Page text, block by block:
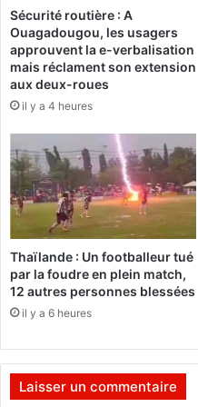
c
l
e
s
E
t
l
o
n
s
c
’
s
n
h
i
n
i
s
t
è
r
e
d
e
l
d
u
i
n
Sécurité routière : A
Ouagadougou, les usagers
approuvent la e-verbalisation
mais réclament son extension
aux deux-roues
il y a 4 heures
Thaïlande : Un footballeur tué
par la foudre en plein match,
12 autres personnes blessées
il y a 6 heures
Laisser un commentaire